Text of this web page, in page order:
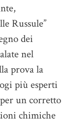
Russule”
dei
nel
prova la
più esperti
un corretto
chimiche